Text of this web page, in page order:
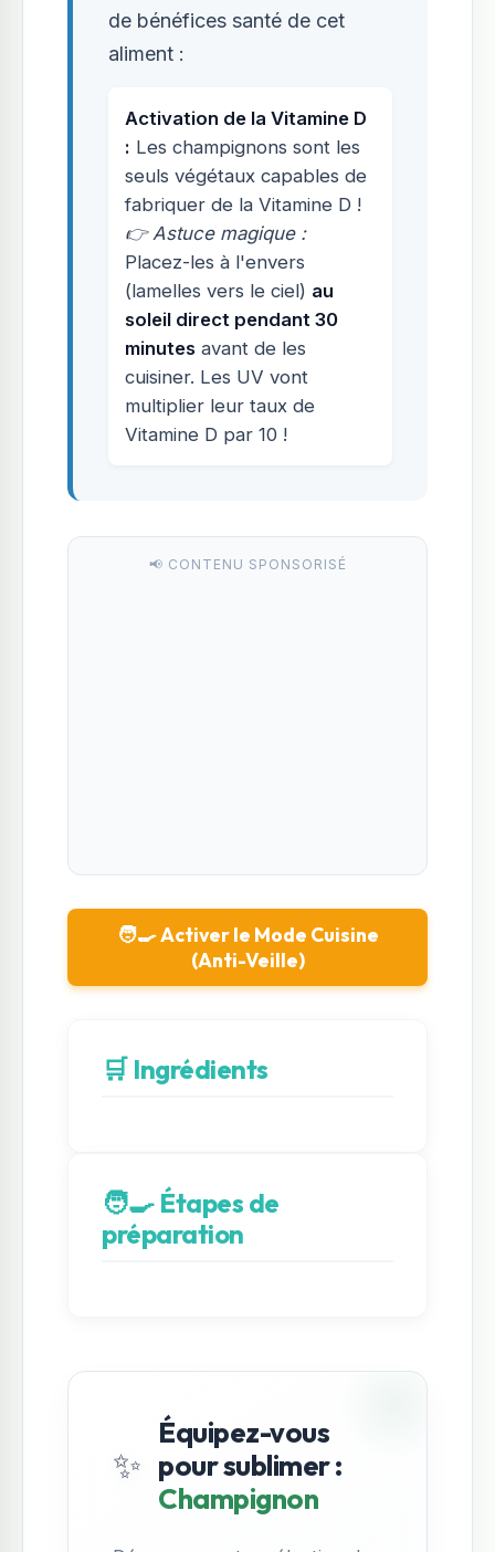
de bénéfices santé de cet
aliment :
Activation de la Vitamine D
: Les champignons sont les
seuls végétaux capables de
fabriquer de la Vitamine D !
👉 Astuce magique :
Placez-les à l'envers
(lamelles vers le ciel) au
soleil direct pendant 30
minutes avant de les
cuisiner. Les UV vont
multiplier leur taux de
Vitamine D par 10 !
📢 CONTENU SPONSORISÉ
🧑‍🍳 Activer le Mode Cuisine
(Anti-Veille)
🛒 Ingrédients
🧑‍🍳 Étapes de
préparation
✨
Équipez-vous
pour sublimer :
Champignon